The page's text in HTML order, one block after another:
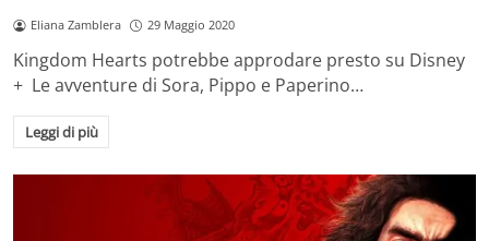
Eliana Zamblera 29 Maggio 2020
Kingdom Hearts potrebbe approdare presto su Disney
+ Le avventure di Sora, Pippo e Paperino…
Leggi di più